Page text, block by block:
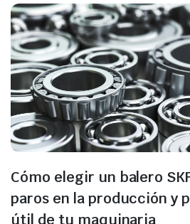
Cómo elegir un balero
paros en la producción y
útil de tu maquinaria